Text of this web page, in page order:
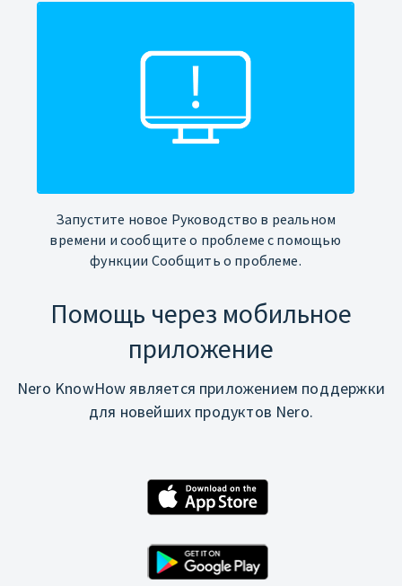
Запустите новое Руководство в реальном
времени и сообщите о проблеме с помощью
функции Сообщить о проблеме.
Помощь через мобильное
приложение
Nero KnowHow является приложением поддержки
для новейших продуктов Nero.